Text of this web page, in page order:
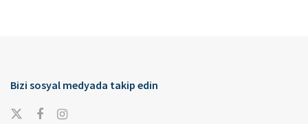
Bizi sosyal medyada takip edin